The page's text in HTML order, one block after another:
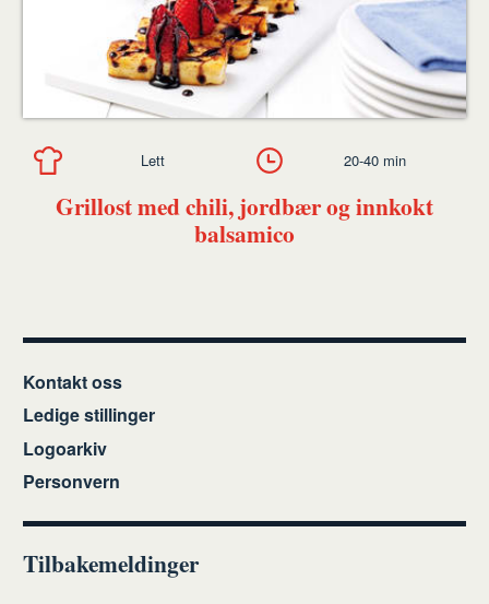
Grillost med chili, jordbær og innkokt
balsamico
Lett 20-40 min
Kontakt oss
Ledige stillinger
Logoarkiv
Personvern
Tilbakemeldinger